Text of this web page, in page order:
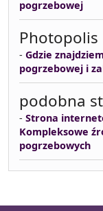
pogrzebowej
Photopolis
- Gdzie
pogrzebowej i
podobna
- Strona
Kompleksowe
pogrzebowych